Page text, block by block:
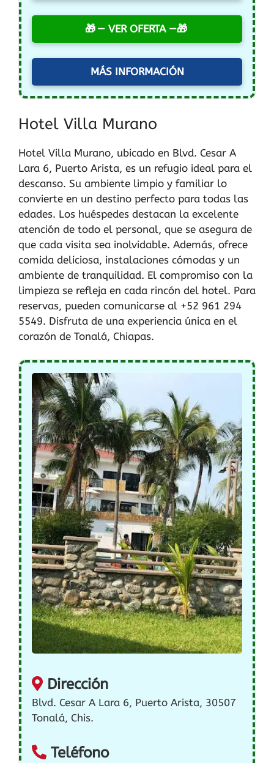
— VER OFERTA —
MÁS INFORMACIÓN
Hotel Villa Murano
Hotel Villa Murano, ubicado en Blvd. Cesar A
Lara 6, Puerto Arista, es un refugio ideal para el
descanso. Su ambiente limpio y familiar lo
convierte en un destino perfecto para todas las
edades. Los huéspedes destacan la excelente
atención de todo el personal, que se asegura de
que cada visita sea inolvidable. Además, ofrece
comida deliciosa, instalaciones cómodas y un
ambiente de tranquilidad. El compromiso con la
limpieza se refleja en cada rincón del hotel. Para
reservas, pueden comunicarse al +52 961 294
5549. Disfruta de una experiencia única en el
corazón de Tonalá, Chiapas.
Dirección
Blvd. Cesar A Lara 6, Puerto Arista, 30507
Tonalá, Chis.
Teléfono